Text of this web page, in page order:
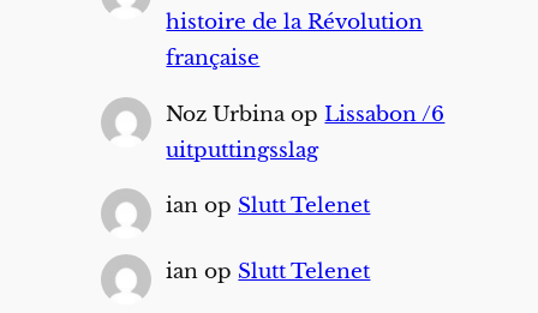
histoire de la Révolution
française
Noz UrbinaopLissabon /6
uitputtingsslag
ian op Slutt Telenet
ian op Slutt Telenet